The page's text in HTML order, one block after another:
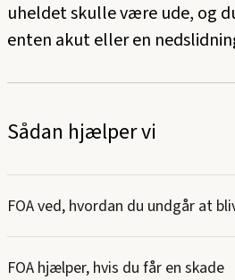
uheldet skulle være ude, og
enten akut eller en
Sådan hjælper vi
FOA ved, hvordan du undgår at
FOA hjælper, hvis du får en skade